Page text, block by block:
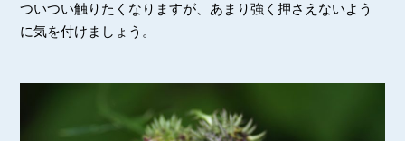
ついつい触りたくなりますが、あまり強く押さえないよう
に気を付けましょう。